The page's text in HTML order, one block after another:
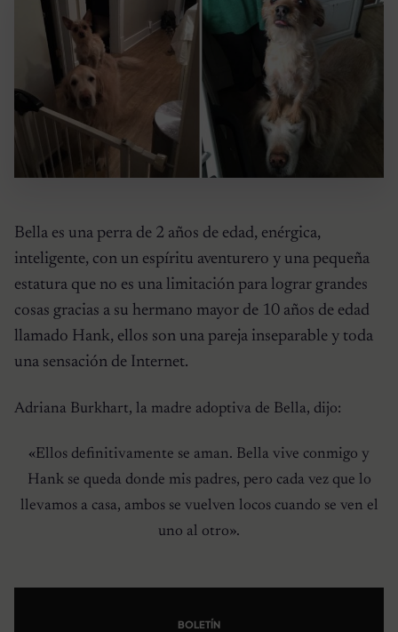
Bella es una perra de 2 años de edad, enérgica,
inteligente, con un espíritu aventurero y una pequeña
estatura que no es una limitación para lograr grandes
cosas gracias a su hermano mayor de 10 años de edad
llamado Hank, ellos son una pareja inseparable y toda
una sensación de Internet.
Adriana Burkhart, la madre adoptiva de Bella, dijo:
«Ellos definitivamente se aman. Bella vive conmigo y
Hank se queda donde mis padres, pero cada vez que lo
llevamos a casa, ambos se vuelven locos cuando se ven el
uno al otro».
BOLETÍN